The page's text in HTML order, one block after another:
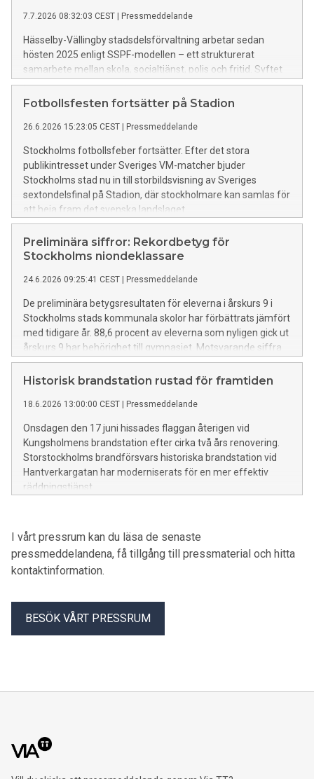
7.7.2026 08:32:03 CEST Pressmeddelande
Hässelby-Vällingby stadsdelsförvaltning arbetar sedan
hösten 2025 enligt SSPF-modellen – ett strukturerat
samarbete mellan skola, socialtjänst, polis och fritid. Syftet
är att förebygga brott och ge tidigt stöd till barn och unga
som riskerar att hamna i kriminalitet.
Fotbollsfesten fortsätter på Stadion
26.6.2026 15:23:05 CEST Pressmeddelande
Stockholms fotbollsfeber fortsätter. Efter det stora
publikintresset under Sveriges VM-matcher bjuder
Stockholms stad nu in till storbildsvisning av Sveriges
sextondelsfinal på Stadion, där stockholmare kan samlas för
att heja fram det svenska landslaget.
Preliminära siffror: Rekordbetyg för
Stockholms niondeklassare
24.6.2026 09:25:41 CEST Pressmeddelande
De preliminära betygsresultaten för eleverna i årskurs 9 i
Stockholms stads kommunala skolor har förbättrats jämfört
med tidigare år. 88,6 procent av eleverna som nyligen gick ut
årskurs 9 har behörighet till gymnasiet. Motsvarande siffra
vid samma tid förra året var 87,3 procent. Behörigheten har
inte varit så här hög sedan nuvarande betygssystem
Historisk brandstation rustad för framtiden
18.6.2026 13:00:00 CEST Pressmeddelande
Onsdagen den 17 juni hissades flaggan återigen vid
Kungsholmens brandstation efter cirka två års renovering.
Storstockholms brandförsvars historiska brandstation vid
Hantverkargatan har moderniserats för en mer effektiv
räddningstjänst.
I vårt pressrum kan du läsa de senaste
pressmeddelandena, få tillgång till pressmaterial och hitta
kontaktinformation.
BESÖK VÅRT PRESSRUM